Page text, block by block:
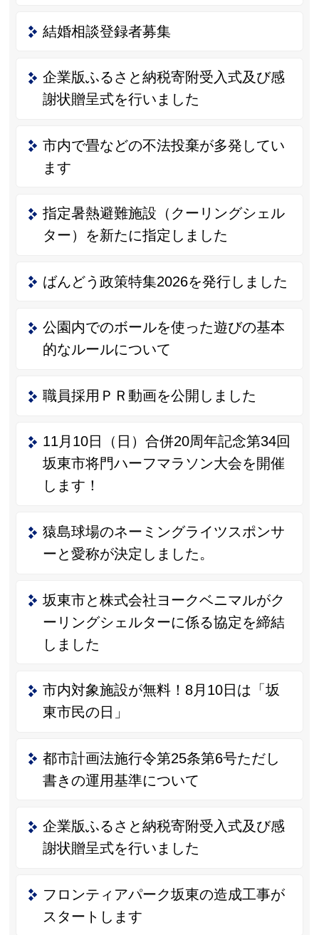
結婚相談登録者募集
企業版ふるさと納税寄附受入式及び感
謝状贈呈式を行いました
市内で畳などの不法投棄が多発してい
ます
指定暑熱避難施設（クーリングシェル
ター）を新たに指定しました
ばんどう政策特集2026を発行しました
公園内でのボールを使った遊びの基本
的なルールについて
職員採用ＰＲ動画を公開しました
11月10日（日）合併20周年記念第34回
坂東市将門ハーフマラソン大会を開催
します！
猿島球場のネーミングライツスポンサ
ーと愛称が決定しました。
坂東市と株式会社ヨークベニマルがク
ーリングシェルターに係る協定を締結
しました
市内対象施設が無料！8月10日は「坂
東市民の日」
都市計画法施行令第25条第6号ただし
書きの運用基準について
企業版ふるさと納税寄附受入式及び感
謝状贈呈式を行いました
フロンティアパーク坂東の造成工事が
スタートします